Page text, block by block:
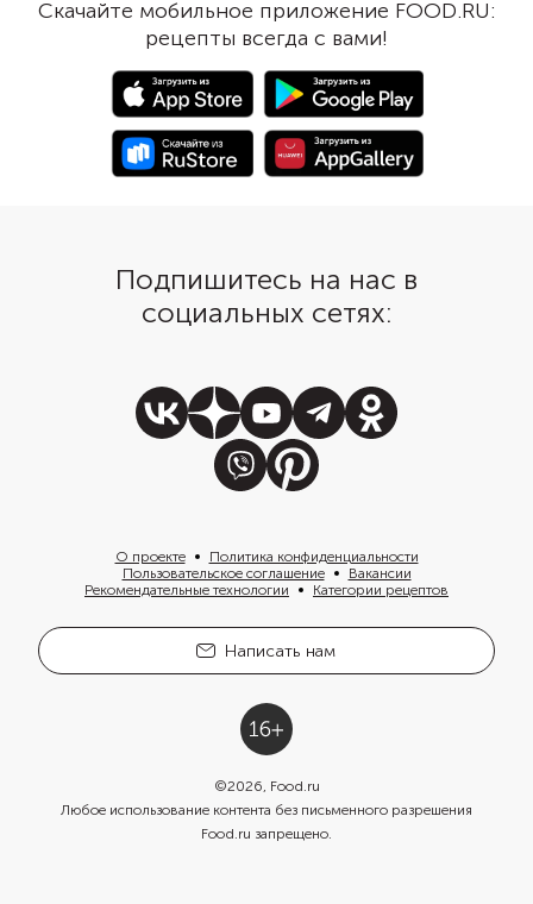
указано с минимальным
маринованием.
карри, паприка и
для корейской
Скачайте мобильное приложение FOOD.RU:
рецепты всегда с вами!
Подпишитесь на нас в
социальных сетях:
О проекте
Политика конфиденциальности
Пользовательское соглашение
Вакансии
Рекомендательные технологии
Категории рецептов
Написать нам
©2026, Food.ru
Любое использование контента без письменного разрешения
Food.ru запрещено.